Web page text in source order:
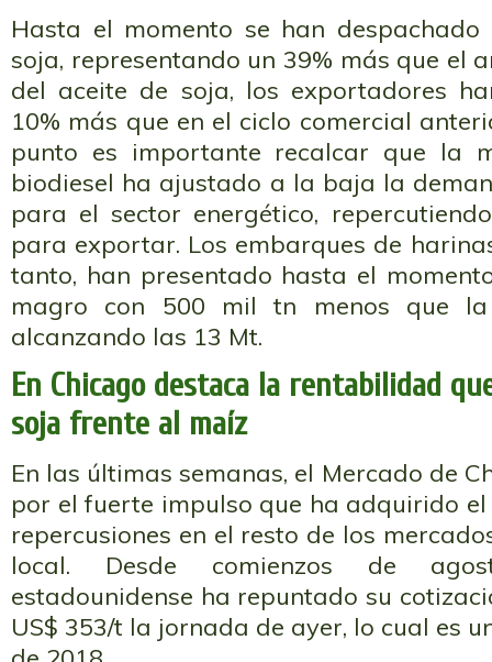
Hasta el momento se han
soja, representando un 39% más que el
del aceite de soja, los exportadores
10% más que en el ciclo comercial
punto es importante recalcar que la
biodiesel ha ajustado a la baja la
para el sector energético,
para exportar. Los embarques de
tanto, han presentado hasta el
magro con 500 mil tn menos que
alcanzando las 13 Mt.
En Chicago destaca la rentabilidad
soja frente al maíz
En las últimas semanas, el Mercado de
por el fuerte impulso que ha adquirido
repercusiones en el resto de los
local. Desde comienzos de
estadounidense ha repuntado su
US$ 353/t la jornada de ayer, lo cual es